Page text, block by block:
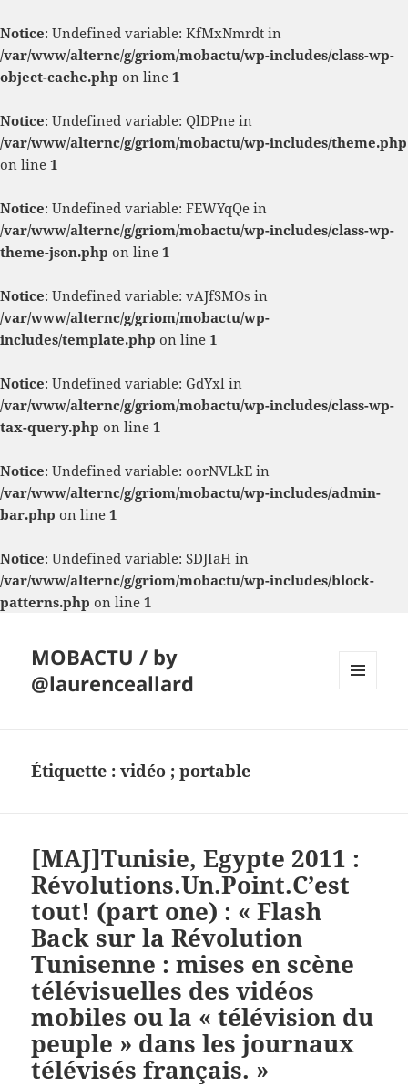
Notice: Undefined variable: KfMxNmrdt in
/var/www/alternc/g/griom/mobactu/wp-includes/class-wp-
object-cache.php on line 1
Notice: Undefined variable: QlDPne in
/var/www/alternc/g/griom/mobactu/wp-includes/theme.php
on line 1
Notice: Undefined variable: FEWYqQe in
/var/www/alternc/g/griom/mobactu/wp-includes/class-wp-
theme-json.php on line 1
Notice: Undefined variable: vAJfSMOs in
/var/www/alternc/g/griom/mobactu/wp-
includes/template.php on line 1
Notice: Undefined variable: GdYxl in
/var/www/alternc/g/griom/mobactu/wp-includes/class-wp-
tax-query.php on line 1
Notice: Undefined variable: oorNVLkE in
/var/www/alternc/g/griom/mobactu/wp-includes/admin-
bar.php on line 1
Notice: Undefined variable: SDJIaH in
/var/www/alternc/g/griom/mobactu/wp-includes/block-
patterns.php on line 1
MOBACTU / by
@laurenceallard
Étiquette :vidéo ; portable
[MAJ]Tunisie, Egypte 2011 :
Révolutions.Un.Point.C’est
tout! (part one) : « Flash
Back sur la Révolution
Tunisenne : mises en scène
télévisuelles des vidéos
mobiles ou la « télévision du
peuple » dans les journaux
télévisés français. »